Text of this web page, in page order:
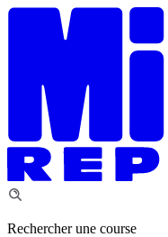
Rechercher une course